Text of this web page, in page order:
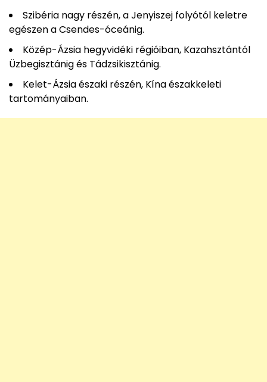
Szibéria nagy részén, a Jenyiszej folyótól keletre
egészen a Csendes-óceánig.
Közép-Ázsia hegyvidéki régióiban, Kazahsztántól
Üzbegisztánig és Tádzsikisztánig.
Kelet-Ázsia északi részén, Kína északkeleti
tartományaiban.